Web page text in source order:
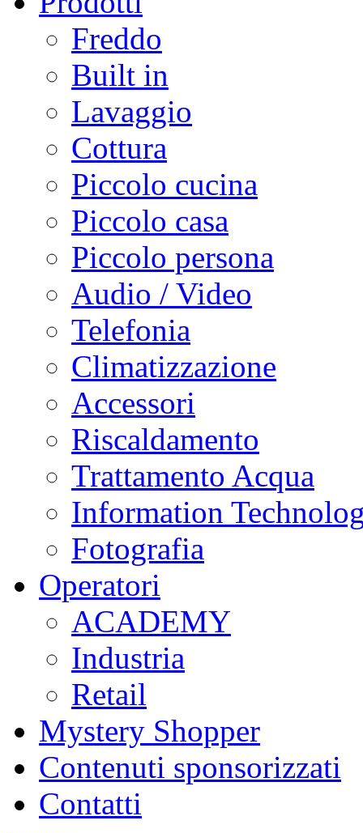
Freddo
Built in
Lavaggio
Cottura
Piccolo cucina
Piccolo casa
Piccolo persona
Audio / Video
Telefonia
Climatizzazione
Accessori
Riscaldamento
Trattamento Acqua
Information
Fotografia
Operatori
ACADEMY
Industria
Retail
Mystery Shopper
Contenuti sponsorizzati
Contatti